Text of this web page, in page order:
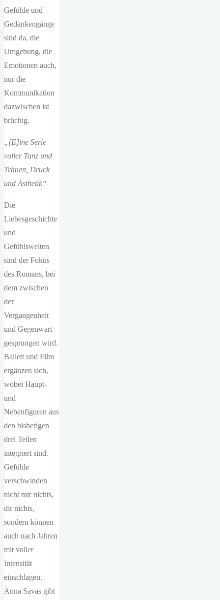
Gefühle und
Gedankengänge
sind da, die
Umgebung, die
Emotionen auch,
nur die
Kommunikation
dazwischen ist
brüchig.
„[E]ine Serie
voller Tanz und
Tränen, Druck
und Ästhetik“
Die
Liebesgeschichte
und
Gefühlswelten
sind der Fokus
des Romans, bei
dem zwischen
der
Vergangenheit
und Gegenwart
gesprungen wird.
Ballett und Film
ergänzen sich,
wobei Haupt-
und
Nebenfiguren aus
den bisherigen
drei Teilen
integriert sind.
Gefühle
verschwinden
nicht mir nichts,
dir nichts,
sondern können
auch nach Jahren
mit voller
Intensität
einschlagen.
Anna Savas gibt